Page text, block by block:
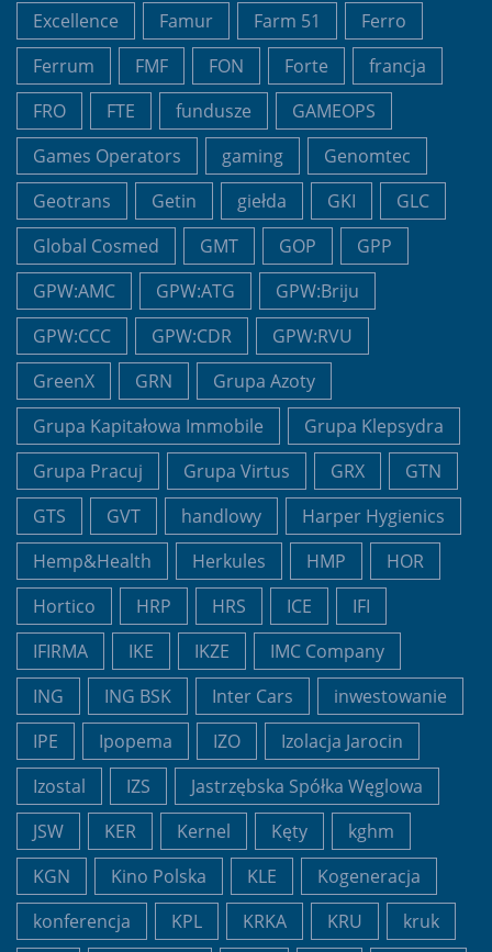
Excellence
Famur Farm 51
Ferro
Ferrum
FMF FON Forte
francja
FRO
FTE fundusze
GAMEOPS
Games Operators
gaming
Genomtec
Geotrans
Getin giełda GKI
GLC
Global Cosmed
GMT GOP
GPP
GPW:AMC
GPW:ATG
GPW:Briju
GPW:CCC
GPW:CDR
GPW:RVU
GreenX
GRN
Grupa Azoty
Grupa Kapitałowa Immobile
Grupa Klepsydra
Grupa Pracuj
Grupa Virtus GRX
GTN
GTS
GVT handlowy
Harper Hygienics
Hemp&Health
Herkules HMP
HOR
Hortico
HRP HRS ICE
IFI
IFIRMA
IKE IKZE
IMC Company
ING
ING BSK Inter Cars
inwestowanie
IPE
Ipopema IZO
Izolacja Jarocin
Izostal
IZS
Jastrzębska Spółka Węglowa
JSW
KER Kernel Kęty
kghm
KGN
Kino Polska KLE
Kogeneracja
konferencja
KPL KRKA KRU kruk